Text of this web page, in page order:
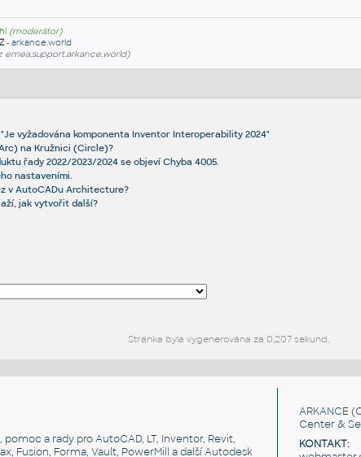
(moderátor)
- arkance.world
emea.support.arkance.world)
vyžadována komponenta Inventor Interoperability 2024"
na Kružnici (Circle)?
řady 2022/2023/2024 se objeví Chyba 4005.
nastaveními.
v AutoCADu Architecture?
jak vytvořit další?
Stránka byla vygenerována za 0,207 sekund.
pomoc a rady pro AutoCAD, LT, Inventor, Revit,
Fusion, Forma, Vault, PowerMill a další Autodesk
ARKANCE
Center &
KONTAKT: